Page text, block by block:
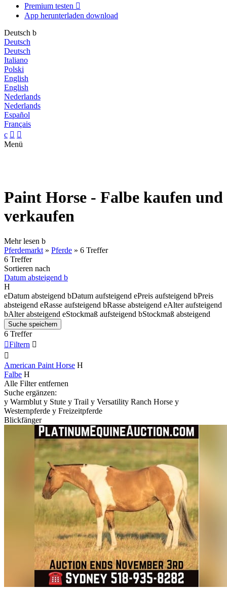
Premium testen 
App herunterladen download
Deutsch b
Deutsch
Deutsch
Italiano
Polski
English
English
Nederlands
Nederlands
Español
Français
c  
Menü
Paint Horse - Falbe kaufen und
verkaufen
Mehr lesen b
Pferdemarkt » Pferde » 6 Treffer
6 Treffer
Sortieren nach
Datum absteigend b
H
eDatum absteigend bDatum aufsteigend ePreis aufsteigend bPreis
absteigend eRasse aufsteigend bRasse absteigend eAlter aufsteigend
bAlter absteigend eStockmaß aufsteigend bStockmaß absteigend
Suche speichern
6 Treffer
Filtern 

American Paint Horse H
Falbe H
Alle Filter entfernen
Suche ergänzen:
y Warmblut y Stute y Trail y Versatility Ranch Horse y
Westernpferde y Freizeitpferde
Blickfänger